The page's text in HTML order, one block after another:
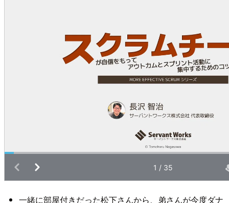
一緒に部屋付きだった松下さんから、弟さんが今度ダナ